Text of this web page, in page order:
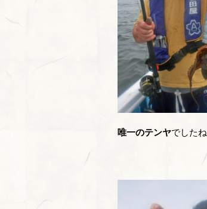
唯一のテンヤでしたね